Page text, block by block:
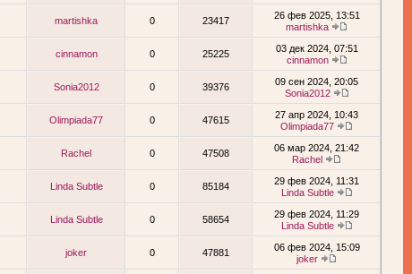
martishka 0 23417
26 фев 2025, 13:51
martishka
cinnamon 0 25225
03 дек 2024, 07:51
cinnamon
Sonia2012 0 39376
09 сен 2024, 20:05
Sonia2012
Olimpiada77 0 47615
27 апр 2024, 10:43
Olimpiada77
Rachel 0 47508
06 мар 2024, 21:42
Rachel
Linda Subtle 0 85184
29 фев 2024, 11:31
Linda Subtle
Linda Subtle 0 58654
29 фев 2024, 11:29
Linda Subtle
joker 0 47881
06 фев 2024, 15:09
joker